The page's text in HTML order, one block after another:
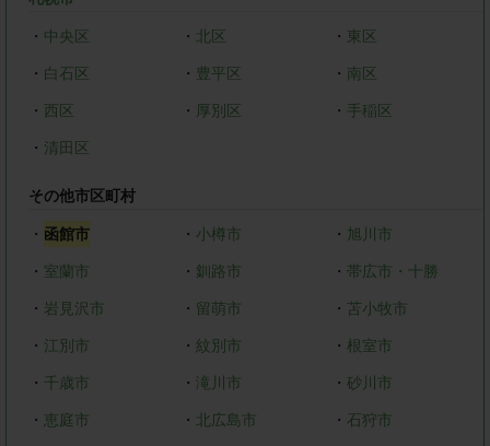
・ 中央区 ・ 北区 ・ 東区
・ 白石区 ・ 豊平区 ・ 南区
・ 西区 ・ 厚別区 ・ 手稲区
・ 清田区
その他市区町村
・ 函館市 ・ 小樽市 ・ 旭川市
・ 室蘭市 ・ 釧路市 ・ 帯広市・十勝
・ 岩見沢市 ・ 留萌市 ・苫小牧市
・ 江別市 ・ 紋別市 ・ 根室市
・ 千歳市 ・ 滝川市 ・砂川市
・ 恵庭市 ・ 北広島市 ・ 石狩市